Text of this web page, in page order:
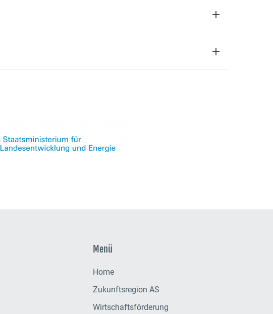
Menü
Home
Zukunftsregion AS
Wirtschaftsförderung